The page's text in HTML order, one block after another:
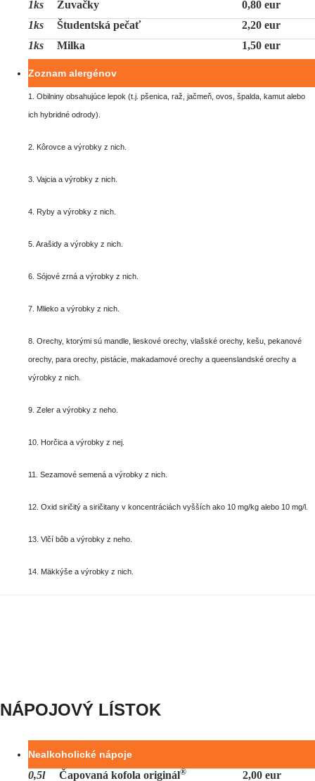
1ks Žuvačky
0,80 eur
1ks
Študentská pečať
2,20 eur
1ks
Milka 1,50 eur
Zoznam alergénov
1. Obilniny obsahujúce lepok (t.j. pšenica, raž, jačmeň, ovos, špalda, kamut alebo
ich hybridné odrody).
2. Kôrovce a výrobky z nich.
3. Vajcia a výrobky z nich.
4. Ryby a výrobky z nich.
5. Arašidy a výrobky z nich.
6. Sójové zrná a výrobky z nich.
7. Mlieko a výrobky z nich.
8. Orechy, ktorými sú mandle, lieskové orechy, vlašské orechy, kešu, pekanové
orechy, para orechy, pistácie, makadamové orechy a queenslandské orechy a
výrobky z nich.
9. Zeler a výrobky z neho.
10. Horčica a výrobky z nej.
11. Sezamové semená a výrobky z nich.
12. Oxid siričitý a siričitany v koncentráciách vyšších ako 10 mg/kg alebo 10 mg/l.
13. Vlčí bôb a výrobky z neho.
14. Mäkkýše a výrobky z nich.
NÁPOJOVÝ LÍSTOK
Nealkoholické nápoje
0,5l Čapovaná kofola originál®
2,00 eur